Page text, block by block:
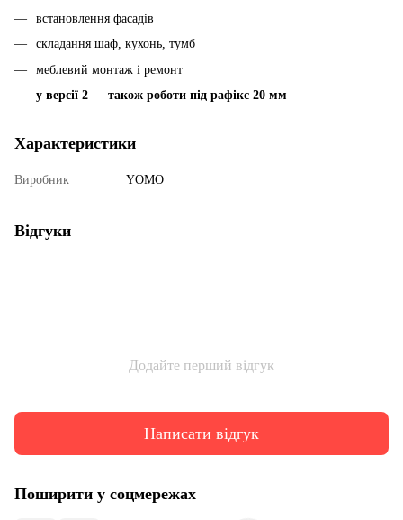
встановлення фасадів
складання шаф, кухонь, тумб
меблевий монтаж і ремонт
у версії 2 — також роботи під рафікс 20 мм
Характеристики
Виробник YOMO
Відгуки
Додайте перший відгук
Написати відгук
Поширити у соцмережах